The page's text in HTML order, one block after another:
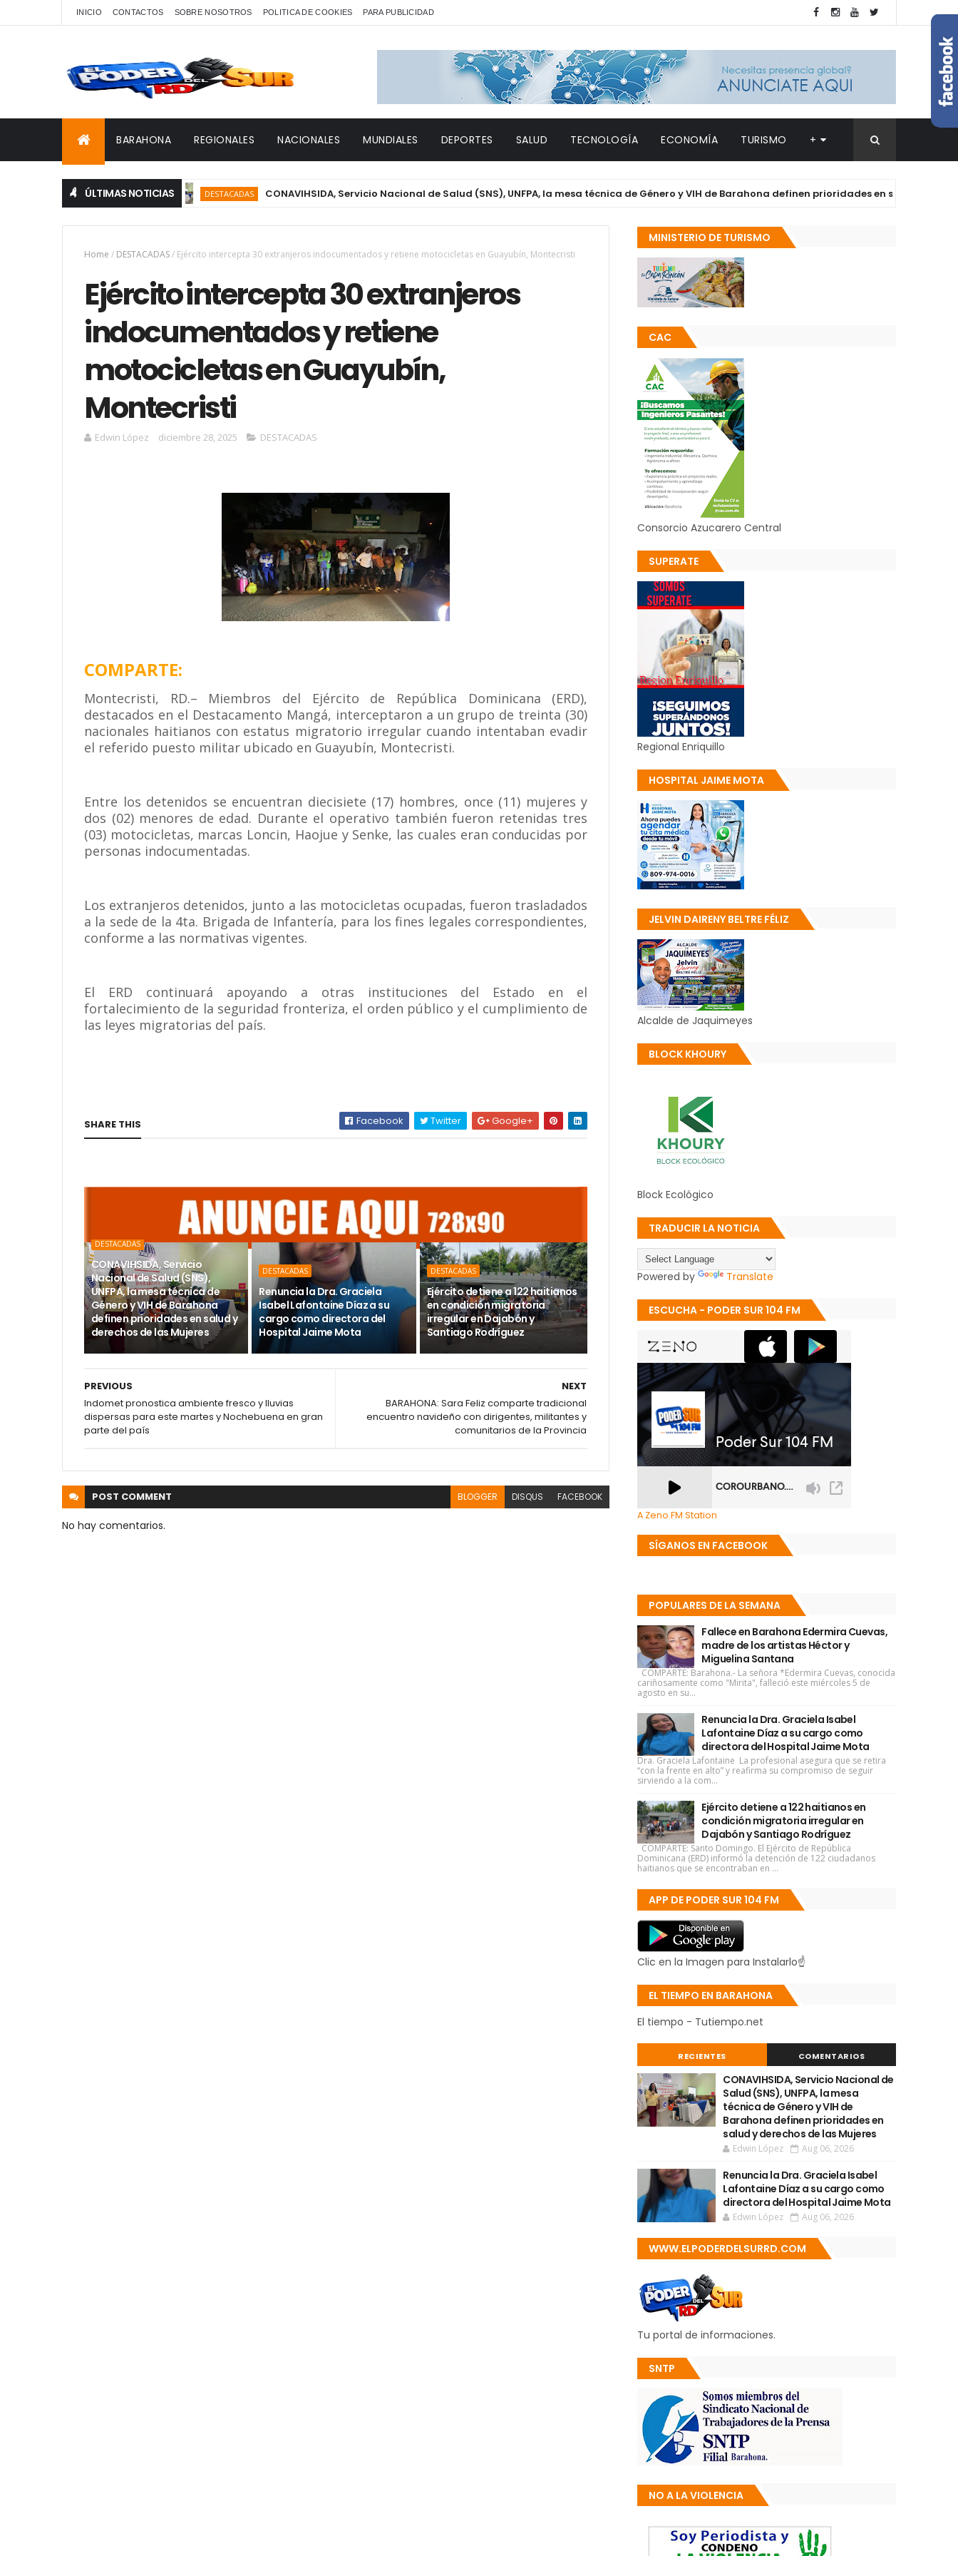
INICIO CONTACTOS SOBRE NOSOTROS POLITICA DE COOKIES PARA PUBLICIDAD
BARAHONA REGIONALES NACIONALES MUNDIALES DEPORTES SALUD TECNOLOGÍA ECONOMÍA TURISMO +
ÚLTIMAS NOTICIASDESTACADAS CONAVIHSIDA, Servicio Nacional de Salud (SNS), UNFPA, la mesa técnica de Género y VIH de Barahona definen prioridades en salud y derechos de
Home / DESTACADAS/ Ejército intercepta 30 extranjeros indocumentados y retiene motocicletas en Guayubín, Montecristi
Ejército intercepta 30 extranjeros
indocumentados y retiene
motocicletas en Guayubín,
Montecristi
Edwin López diciembre 28, 2025 DESTACADAS
COMPARTE:
Montecristi, RD.– Miembros del Ejército de República Dominicana (ERD),
destacados en el Destacamento Mangá, interceptaron a un grupo de treinta (30)
nacionales haitianos con estatus migratorio irregular cuando intentaban evadir
el referido puesto militar ubicado en Guayubín, Montecristi.
Entre los detenidos se encuentran diecisiete (17) hombres, once (11) mujeres y
dos (02) menores de edad. Durante el operativo también fueron retenidas tres
(03) motocicletas, marcas Loncin, Haojue y Senke, las cuales eran conducidas por
personas indocumentadas.
Los extranjeros detenidos, junto a las motocicletas ocupadas, fueron trasladados
a la sede de la 4ta. Brigada de Infantería, para los fines legales correspondientes,
conforme a las normativas vigentes.
El ERD continuará apoyando a otras instituciones del Estado en el
fortalecimiento de la seguridad fronteriza, el orden público y el cumplimiento de
las leyes migratorias del país.
SHARE THIS Facebook Twitter Google+
DESTACADAS
CONAVIHSIDA, Servicio
Nacional de Salud (SNS),
UNFPA, la mesa técnica de
Género y VIH de Barahona
definen prioridades en salud y
derechos de las Mujeres
DESTACADAS
Renuncia la Dra. Graciela
Isabel Lafontaine Díaz a su
cargo como directora del
Hospital Jaime Mota
DESTACADAS
Ejército detiene a 122 haitianos
en condición migratoria
irregular en Dajabón y
Santiago Rodríguez
NEXT
BARAHONA: Sara Feliz comparte tradicional
encuentro navideño con dirigentes, militantes y
comunitarios de la Provincia
PREVIOUS
Indomet pronostica ambiente fresco y lluvias
dispersas para este martes y Nochebuena en gran
parte del país
POST COMMENT BLOGGER DISQUS FACEBOOK
No hay comentarios.
MINISTERIO DE TURISMO
CAC
Consorcio Azucarero Central
SUPERATE
Regional Enriquillo
HOSPITAL JAIME MOTA
JELVIN DAIRENY BELTRE FÉLIZ
Alcalde de Jaquimeyes
BLOCK KHOURY
Block Ecológico
TRADUCIR LA NOTICIA
Powered by Translate
ESCUCHA - PODER SUR 104 FM
A Zeno.FM Station
SÍGANOS EN FACEBOOK
POPULARES DE LA SEMANA
Fallece en Barahona Edermira Cuevas,
madre de los artistas Héctor y
Miguelina Santana
COMPARTE: Barahona.- La señora *Edermira Cuevas, conocida
cariñosamente como "Mirita", falleció este miércoles 5 de
agosto en su...
Renuncia la Dra. Graciela Isabel
Lafontaine Díaz a su cargo como
directora del Hospital Jaime Mota
Dra. Graciela Lafontaine La profesional asegura que se retira
“con la frente en alto” y reafirma su compromiso de seguir
sirviendo a la com...
Ejército detiene a 122 haitianos en
condición migratoria irregular en
Dajabón y Santiago Rodríguez
COMPARTE: Santo Domingo. El Ejército de República
Dominicana (ERD) informó la detención de 122 ciudadanos
haitianos que se encontraban en ...
APP DE PODER SUR 104 FM
Clic en la Imagen para Instalarlo☝
EL TIEMPO EN BARAHONA
El tiempo - Tutiempo.net
RECIENTES COMENTARIOS
CONAVIHSIDA, Servicio Nacional de
Salud (SNS), UNFPA, la mesa
técnica de Género y VIH de
Barahona definen prioridades en
salud y derechos de las Mujeres
Edwin López Aug 06, 2026
Renuncia la Dra. Graciela Isabel
Lafontaine Díaz a su cargo como
directora del Hospital Jaime Mota
Edwin López Aug 06, 2026
WWW.ELPODERDELSURRD.COM
Tu portal de informaciones.
SNTP
NO A LA VIOLENCIA